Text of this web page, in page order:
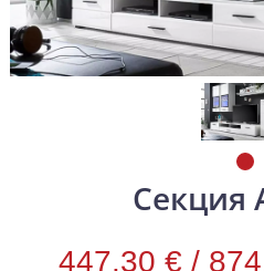
Секция
447.30 € /